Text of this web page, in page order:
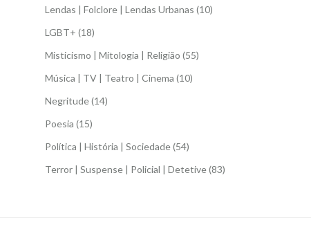
Lendas | Folclore | Lendas Urbanas (10)
LGBT+ (18)
Misticismo | Mitologia | Religião (55)
Música | TV | Teatro | Cinema (10)
Negritude(14)
Poesia (15)
Política | História | Sociedade(54)
Terror | Suspense | Policial | Detetive(83)